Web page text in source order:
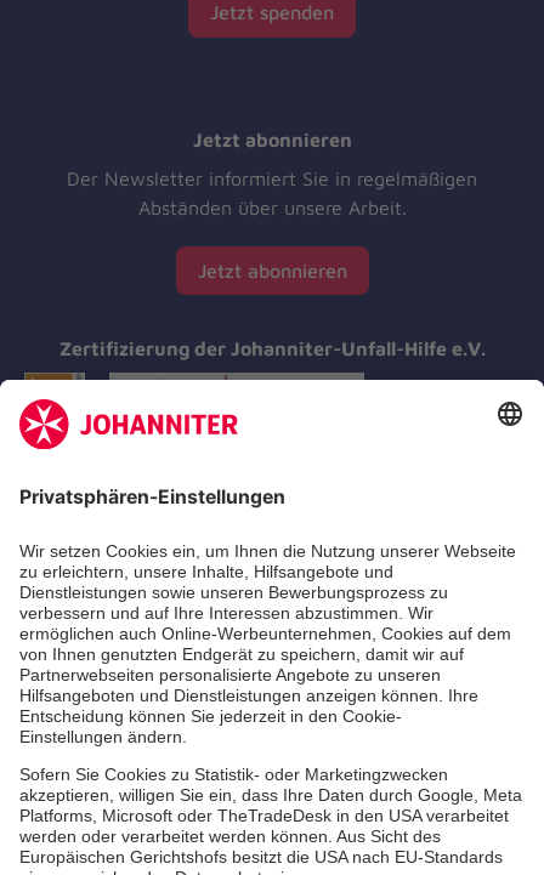
Jetzt spenden
Jetzt abonnieren
Der Newsletter informiert Sie in regelmäßigen
Abständen über unsere Arbeit.
Jetzt abonnieren
Zertifizierung der Johanniter-Unfall-Hilfe e.V.
Aus- & Fortbildung
Erste-Hilfe-Kurse
Jobs & Ehrenamt
Freiwilligendienst
Spendenprojekte
Johanniter-Jugend